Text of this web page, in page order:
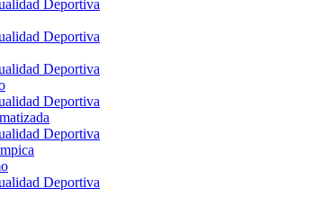
Deportiva
Deportiva
Deportiva
Deportiva
Deportiva
Deportiva